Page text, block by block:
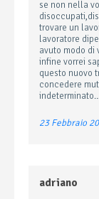
se non nella
trovare un
lavoratore
avuto modo di
infine vorrei
questo nuovo
concedere
23 Febbraio
adriano